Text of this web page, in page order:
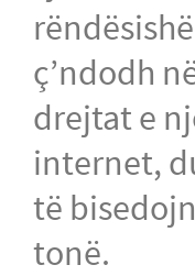
ç’ndodh
drejtat e
internet,
të
tonë.